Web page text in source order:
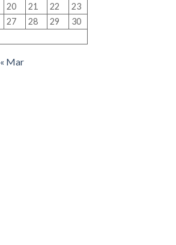
20 21 22
23
27 28 29
30
« Mar